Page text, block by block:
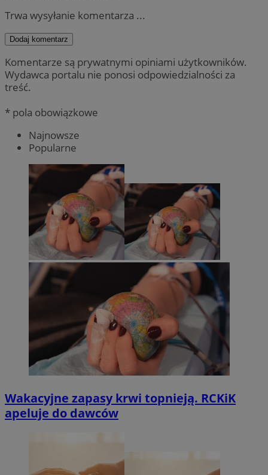
Trwa wysyłanie komentarza ...
Dodaj komentarz
Komentarze są prywatnymi opiniami użytkowników.
Wydawca portalu nie ponosi odpowiedzialności za
treść.
* pola obowiązkowe
Najnowsze
Popularne
Wakacyjne zapasy krwi topnieją. RCKiK
apeluje do dawców